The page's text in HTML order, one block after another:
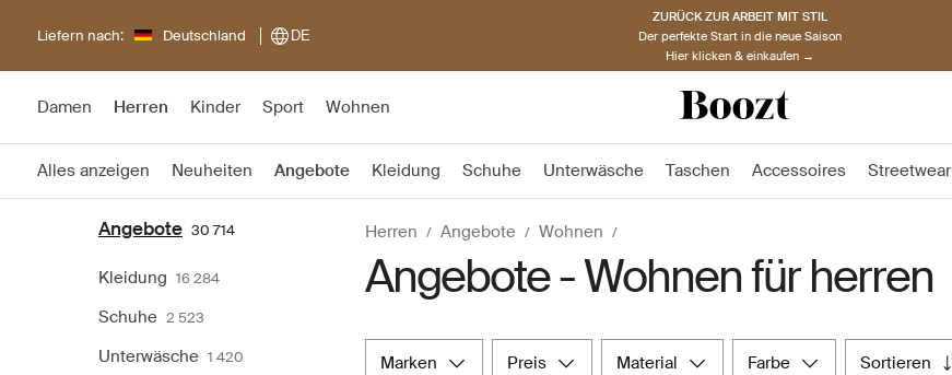
Liefern nach: Deutschland DE
ZURÜCK ZUR ARBEIT MIT STIL
Der perfekte Start in die neue Saison
Hier klicken & einkaufen →
Damen Herren Kinder Sport Wohnen
Alles anzeigen Neuheiten Angebote Kleidung Schuhe Unterwäsche Taschen Accessoires Streetwear
Angebote 30 714
Kleidung 16 284
Schuhe 2 523
Unterwäsche 1 420
Herren Angebote Wohnen
Angebote - Wohnen für herren
marken preis material farbe sortieren